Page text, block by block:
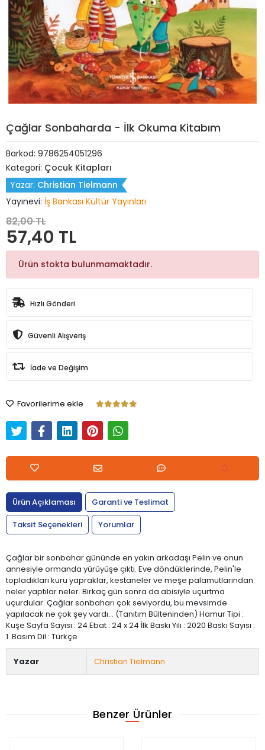
Çağlar Sonbaharda - İlk Okuma Kitabım
Barkod: 9786254051296
Kategori: Çocuk Kitapları
Yazar: Christian Tielmann
Yayınevi: İş Bankası Kültür Yayınları
82,00 TL
57,40 TL
Ürün stokta bulunmamaktadır.
Hızlı Gönderi
Güvenli Alışveriş
İade ve Değişim
Favorilerime ekle
Ürün Açıklaması
Garanti ve Teslimat
Taksit Seçenekleri
Yorumlar
Çağlar bir sonbahar gününde en yakın arkadaşı Pelin ve onun
annesiyle ormanda yürüyüşe çıktı. Eve döndüklerinde, Pelin'le
topladıkları kuru yapraklar, kestaneler ve meşe palamutlarından
neler yaptılar neler. Birkaç gün sonra da abisiyle uçurtma
uçurdular. Çağlar sonbaharı çok seviyordu, bu mevsimde
yapılacak ne çok şey vardı… (Tanıtım Bülteninden) Hamur Tipi :
Kuşe Sayfa Sayısı : 24 Ebat : 24 x 24 İlk Baskı Yılı : 2020 Baskı Sayısı :
1. Basım Dil : Türkçe
Yazar Christian Tielmann
Benzer Ürünler